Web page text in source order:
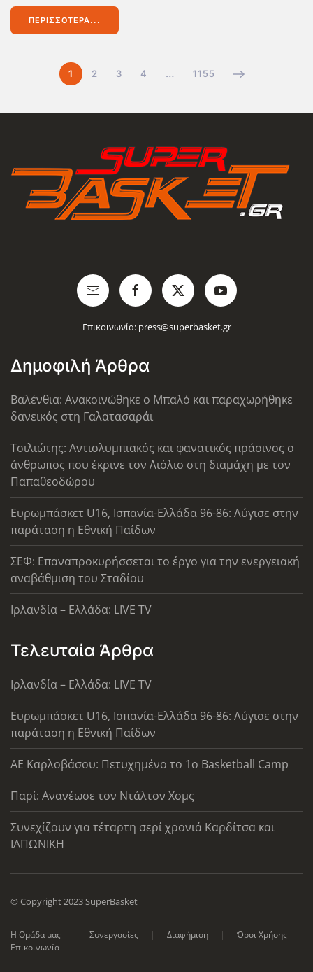
ΠΕΡΙΣΣΌΤΕΡΑ...
1 2 3 4 … 1155
Επικοινωνία: press@superbasket.gr
Δημοφιλή Άρθρα
Βαλένθια: Ανακοινώθηκε ο Μπαλό και παραχωρήθηκε
δανεικός στη Γαλατασαράι
Τσιλιώτης: Αντιολυμπιακός και φανατικός πράσινος ο
άνθρωπος που έκρινε τον Λιόλιο στη διαμάχη με τον
Παπαθεοδώρου
Ευρωμπάσκετ U16, Ισπανία-Ελλάδα 96-86: Λύγισε στην
παράταση η Εθνική Παίδων
ΣΕΦ: Επαναπροκυρήσσεται το έργο για την ενεργειακή
αναβάθμιση του Σταδίου
Ιρλανδία – Ελλάδα: LIVE TV
Τελευταία Άρθρα
Ιρλανδία – Ελλάδα: LIVE TV
Ευρωμπάσκετ U16, Ισπανία-Ελλάδα 96-86: Λύγισε στην
παράταση η Εθνική Παίδων
ΑΕ Καρλοβάσου: Πετυχημένο το 1ο Basketball Camp
Παρί: Ανανέωσε τον Ντάλτον Χομς
Συνεχίζουν για τέταρτη σερί χρονιά Καρδίτσα και
ΙΑΠΩΝΙΚΗ
© Copyright 2023 SuperBasket
Η Ομάδα μας Συνεργασίες Διαφήμιση
Όροι Χρήσης
Επικοινωνία